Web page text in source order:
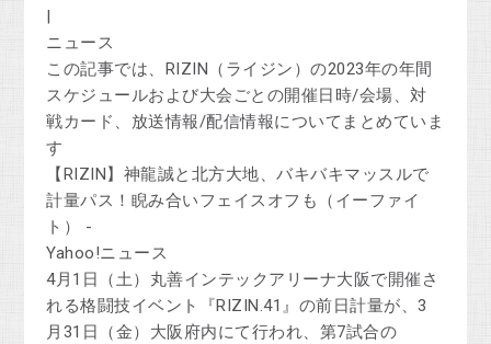
ニュース
この記事では、RIZIN（ライジン）の2023年の年間
スケジュールおよび大会ごとの開催日時/会場、対
戦カード、放送情報/配信情報についてまとめていま
す
【RIZIN】神龍誠と北方大地、バキバキマッスルで
計量パス！睨み合いフェイスオフも（イーファイ
ト） -
Yahoo!ニュース
4月1日（土）丸善インテックアリーナ大阪で開催さ
れる格闘技イベント『RIZIN.41』の前日計量が、3
月31日（金）大阪府内にて行われ、第7試合の